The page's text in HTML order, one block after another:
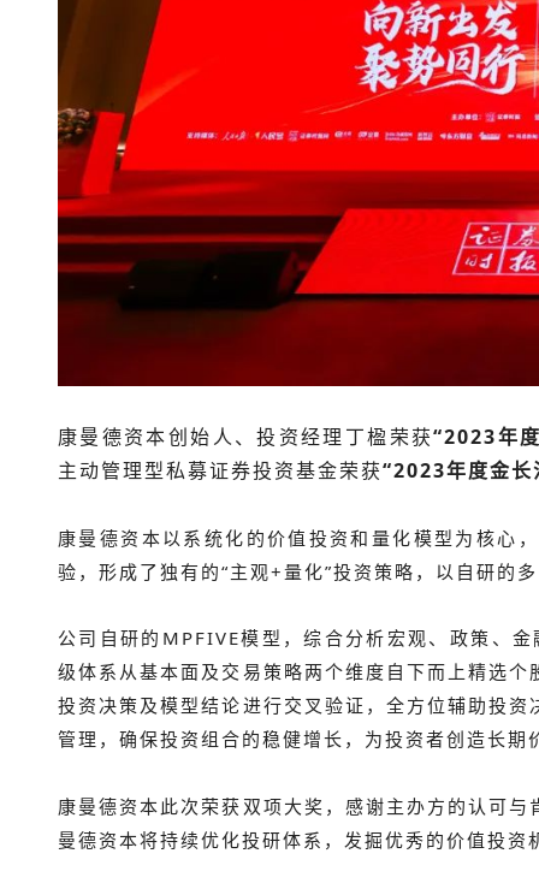
康曼德资本创始人、投资经理 丁楹荣获“2023年
主动管理型私募证券投资基金荣获“2023年度金长
康曼德资本以系统化的价值投资和量化模型为核心
验，形成了独有的“主观+量化”投资策略，以自研的
公司自研的MPFIVE模型，综合分析宏观、政策、
级体系从基本面及交易策略两个维度自下而上精选
投资决策及模型结论进行交叉验证，全方位辅助投
管理，确保投资组合的稳健增长，为投资者创造长期
康曼德资本此次荣获双项大奖 ，感谢主办方的认可与
曼德资本将持续优化投研体系，发掘优秀的价值投